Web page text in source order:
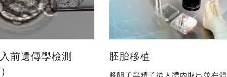
前遺傳學檢測
胚胎移植
將卵子與精子從人體內取出並在體